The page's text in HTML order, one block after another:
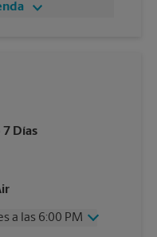
Días
a las 6:00 PM